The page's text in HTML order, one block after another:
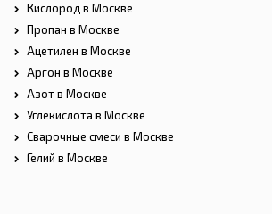
Кислород в Москве
Пропан в Москве
Ацетилен в Москве
Аргон в Москве
Азот в Москве
Углекислота в Москве
Сварочные смеси в Москве
Гелий в Москве